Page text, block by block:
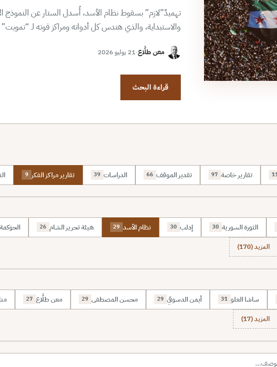
تهميدٌ”لازم” بسقوط نظام الأسد، أُسدل الستار عن النموذج
والاستبداية، والذي هندس كل أدواته ومراكز قوته لـ
معن طلَّاع·21 يوليو 2026
قراءة البحث
تقارير خاصة 97 تقدير الموقف 66 الدراسات 39 تقارير مراكز الفكر 9
الثورة السورية 30 إدلب 30 نظام الأسد 29 هيئة تحرير الشام 26 الحوكمة
المزيد (170)
ساشا العلو 31 أيمن الدسوقي 29 محسن المصطفى 29 معن طلَّاع 27
المزيد (17)